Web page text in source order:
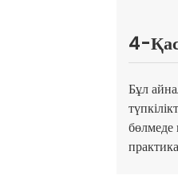
4-
Бұл
бөлмеде